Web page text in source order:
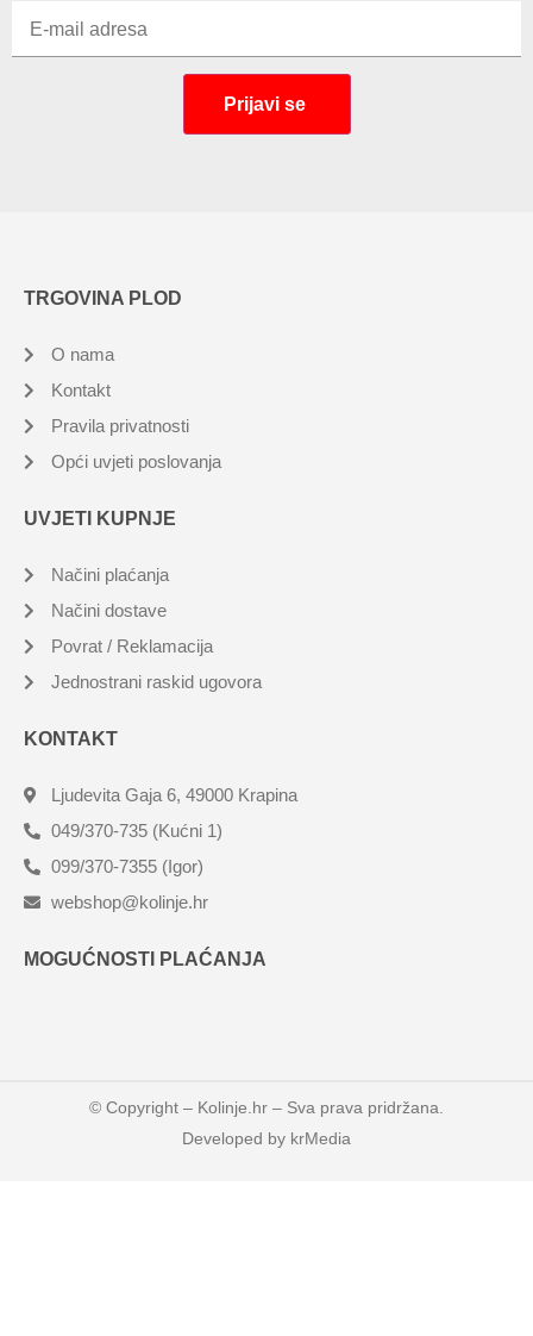
TRGOVINA PLOD
O nama
Kontakt
Pravila privatnosti
Opći uvjeti poslovanja
UVJETI KUPNJE
Načini plaćanja
Načini dostave
Povrat / Reklamacija
Jednostrani raskid ugovora
KONTAKT
Ljudevita Gaja 6, 49000 Krapina
049/370-735 (Kućni 1)
099/370-7355 (Igor)
webshop@kolinje.hr
MOGUĆNOSTI PLAĆANJA
© Copyright – Kolinje.hr – Sva prava pridržana.
Developed by krMedia